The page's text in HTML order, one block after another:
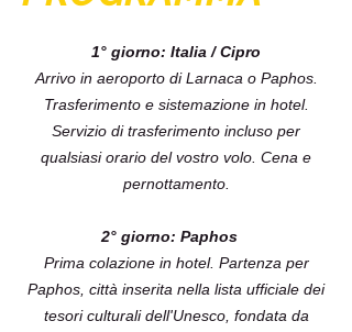
1° giorno: Italia / Cipro
Arrivo in aeroporto di Larnaca o Paphos.
Trasferimento e sistemazione in hotel.
Servizio di trasferimento incluso per
qualsiasi orario del vostro volo. Cena e
pernottamento.
2° giorno: Paphos
Prima colazione in hotel. Partenza per
Paphos, città inserita nella lista ufficiale dei
tesori culturali dell'Unesco, fondata da